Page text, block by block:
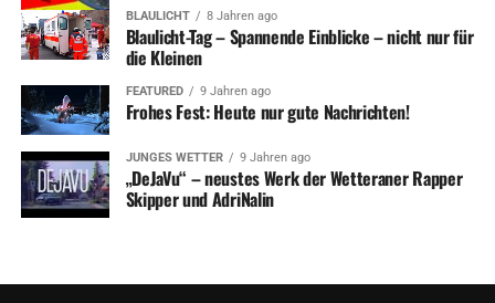
BLAULICHT 8 Jahren ago
Blaulicht-Tag – Spannende Einblicke – nicht nur für
die Kleinen
FEATURED 9 Jahren ago
Frohes Fest: Heute nur gute Nachrichten!
JUNGES WETTER 9 Jahren ago
„DeJaVu“ – neustes Werk der Wetteraner Rapper
Skipper und AdriNalin